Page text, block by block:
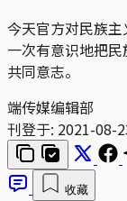
今天官方对民族
一次有意识地把
共同意志。
端传媒编辑部
刊登于: 2021-08-
收藏